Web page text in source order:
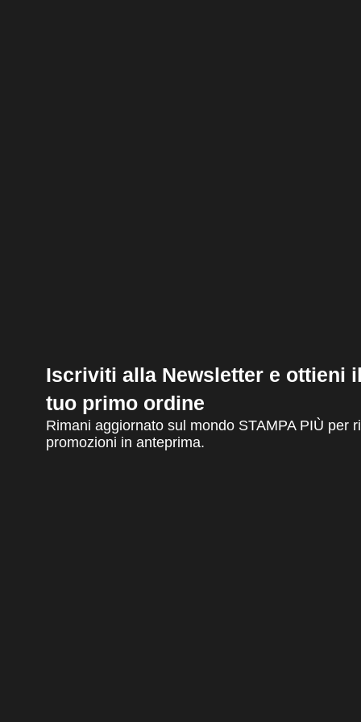
Iscriviti alla Newsletter e ottieni
tuo primo ordine
Rimani aggiornato sul mondo STAMPA PIÙ per
promozioni in anteprima.